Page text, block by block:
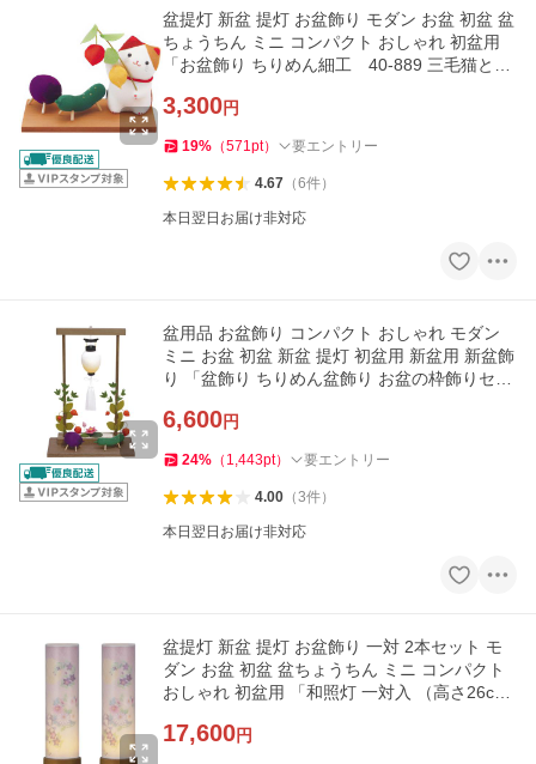
盆提灯 新盆 提灯 お盆飾り モダン お盆 初盆 盆
ちょうちん ミニ コンパクト おしゃれ 初盆用
「お盆飾り ちりめん細工 40-889 三毛猫とお
3,300円
19% （571pt） 要エントリー
4.67（6件）
本日翌日お届け非対応
盆用品 お盆飾り コンパクト おしゃれ モダン
ミニ お盆 初盆 新盆 提灯 初盆用 新盆用 新盆飾
り 「盆飾り ちりめん盆飾り お盆の枠飾りセッ
6,600円
24% （ 1,443pt） 要エントリー
4.00（3件）
本日翌日お届け非対応
盆提灯 新盆 提灯 お盆飾り 一対 2本セット モ
ダン お盆 初盆 盆ちょうちん ミニ コンパクト
おしゃれ 初盆用 「和照灯 一対入 （高さ26c
17,600円